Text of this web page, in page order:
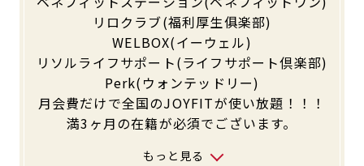
リロクラブ(福利厚生俱楽部)
WELBOX(イーウェル)
リソルライフサポート(ライフサポート倶楽部)
Perk(ウォンテッドリー)
月会費だけで全国のJOYFITが使い放題！！！
満3ヶ月の在籍が必須でございます。
もっと見る